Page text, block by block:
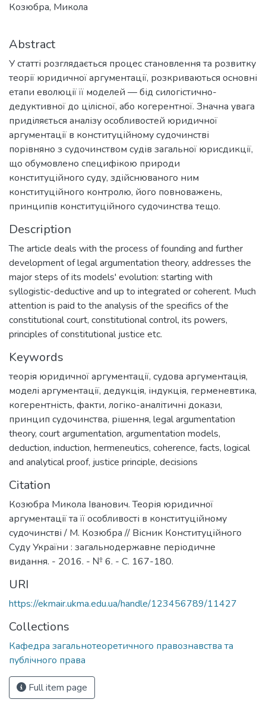
Козюбра, Микола
Abstract
У статті розглядається процес становлення та розвитку
теорії юридичної аргументації, розкриваються основні
етапи еволюції її моделей — бід силогістично-
дедуктивної до цілісної, або когерентної. Значна увага
приділяється аналізу особливостей юридичної
аргументації в конституційному судочинстві
порівняно з судочинством судів загальної юрисдикції,
що обумовлено специфікою природи
конституційного суду, здійснюваного ним
конституційного контролю, його повноважень,
принципів конституційного судочинства тещо.
Description
The article deals with the process of founding and further
development of legal argumentation theory, addresses the
major steps of its models' evolution: starting with
syllogistic-deductive and up to integrated or coherent. Much
attention is paid to the analysis of the specifics of the
constitutional court, constitutional control, its powers,
principles of constitutional justice etc.
Keywords
теорія юридичної аргументації, судова аргументація,
моделі аргументації, дедукція, індукція, герменевтика,
когерентність, факти, логіко-аналітичні докази,
принцип судочинства, рішення, legal argumentation
theory, court argumentation, argumentation models,
deduction, induction, hermeneutics, coherence, facts, logical
and analytical proof, justice principle, decisions
Citation
Козюбра Микола Іванович. Теорія юридичної
аргументації та її особливості в конституційному
судочинстві / М. Козюбра // Вісник Конституційного
Суду України : загальнодержавне періодичне
видання. - 2016. - № 6. - С. 167-180.
URI
https://ekmair.ukma.edu.ua/handle/123456789/11427
Collections
Кафедра загальнотеоретичного правознавства та
публічного права
Full item page